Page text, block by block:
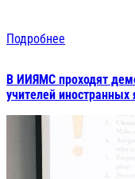
Подробнее
В ИИЯМС проходят
учителей иностранных